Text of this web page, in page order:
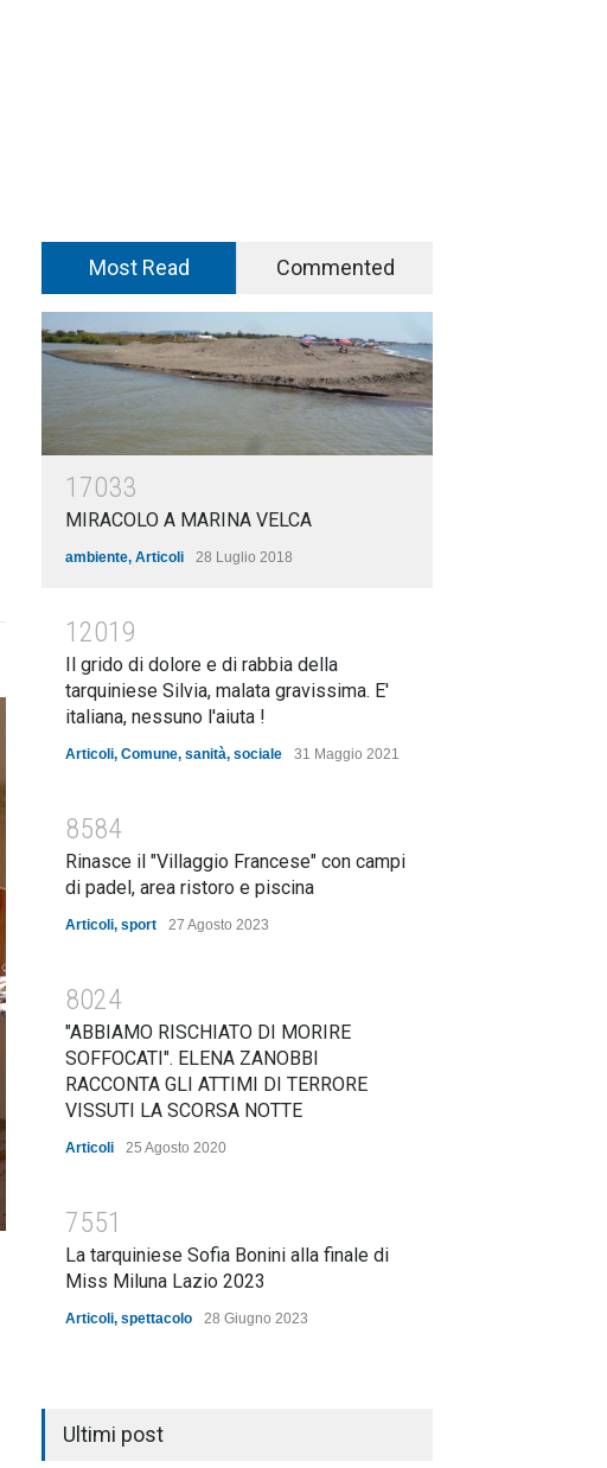
Most Read Commented
17033
MIRACOLO A MARINA VELCA
ambiente, Articoli 28 Luglio 2018
12019
Il grido di dolore e di rabbia della
tarquiniese Silvia, malata gravissima. E'
italiana, nessuno l'aiuta !
Articoli, Comune, sanità, sociale 31 Maggio 2021
8584
Rinasce il "Villaggio Francese" con campi
di padel, area ristoro e piscina
Articoli, sport 27 Agosto 2023
8024
"ABBIAMO RISCHIATO DI MORIRE
SOFFOCATI". ELENA ZANOBBI
RACCONTA GLI ATTIMI DI TERRORE
VISSUTI LA SCORSA NOTTE
Articoli 25 Agosto 2020
7551
La tarquiniese Sofia Bonini alla finale di
Miss Miluna Lazio 2023
Articoli, spettacolo 28 Giugno 2023
Ultimi post